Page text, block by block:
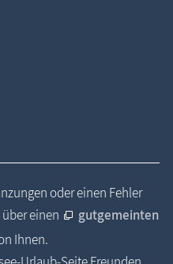
oder einen Fehler
einen
gutgemeinten
Ihnen.